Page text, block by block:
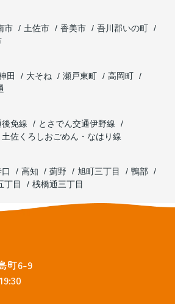
市 土佐市 香美市
吾川郡いの町
田 大そね 瀬戸東町
高岡町
免線
とさでん交通伊野線
土佐くろしおごめん・なはり線
高知 薊野 旭町三丁目
鴨部
丁目 桟橋通三丁目
町6-9